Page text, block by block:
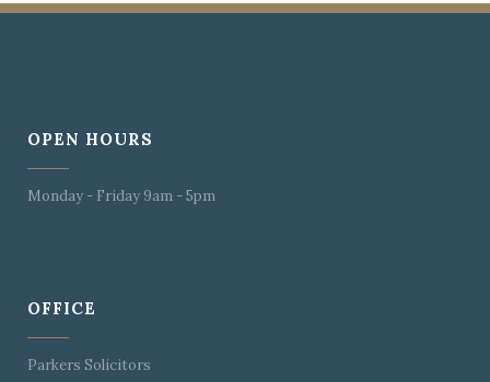
OPEN HOURS
Monday - Friday 9am - 5pm
OFFICE
Parkers Solicitors